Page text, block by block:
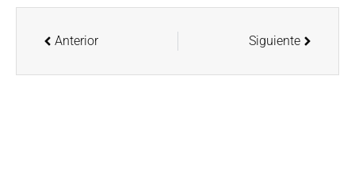
Anterior Siguiente